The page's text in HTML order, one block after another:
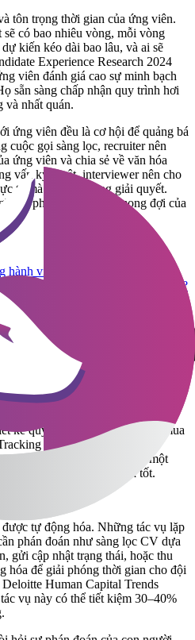
tôn trọng thời gian của ứng viên.
có bao nhiêu vòng, mỗi vòng
kiến kéo dài bao lâu, và ai sẽ
Experience Research 2024
viên đánh giá cao sự minh bạch
sẵn sàng chấp nhận quy trình hơi
và nhất quán.
ứng viên đều là cơ hội để quảng bá
cuộc gọi sàng lọc, recruiter nên
ứng viên và chia sẻ về văn hóa
vấn kỹ thuật, interviewer nên cho
tế mà đội ngũ đang giải quyết.
phù hợp hơn với mong đợi của
hành vi ứng viên Việt Nam 2026
"ghim", "nghĩ", và "quyết định"?
Để AI Trở Thành Chuyên Viên
không phải giải
kế quy trình là nghĩ rằng việc mua
System) đắt tiền sẽ giải
nghệ chỉ có thể khuếch đại một
thêm một quy trình chưa tốt.
tự động hóa. Những tác vụ lặp
phán đoán như sàng lọc CV dựa
gửi cập nhật trạng thái, hoặc thu
hóa để giải phóng thời gian cho đội
Human Capital Trends
vụ này có thể tiết kiệm 30–40%